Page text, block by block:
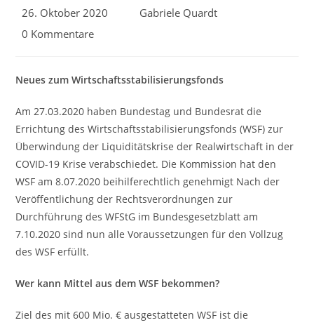
Beitrag
26. Oktober 2020
Beitrags-
Gabriele Quardt
Beitrags-
0 Kommentare
Neues zum Wirtschaftsstabilisierungsfonds
Am 27.03.2020 haben Bundestag und Bundesrat die
Errichtung des Wirtschaftsstabilisierungsfonds (WSF) zur
Überwindung der Liquiditätskrise der Realwirtschaft in der
COVID-19 Krise verabschiedet. Die Kommission hat den
WSF am 8.07.2020 beihilferechtlich genehmigt Nach der
Veröffentlichung der Rechtsverordnungen zur
Durchführung des WFStG im Bundesgesetzblatt am
7.10.2020 sind nun alle Voraussetzungen für den Vollzug
des WSF erfüllt.
Wer kann Mittel aus dem WSF bekommen?
Ziel des mit 600 Mio. € ausgestatteten WSF ist die